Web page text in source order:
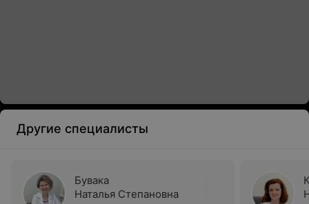
Другие специалисты
Бувака
Наталья Степановна